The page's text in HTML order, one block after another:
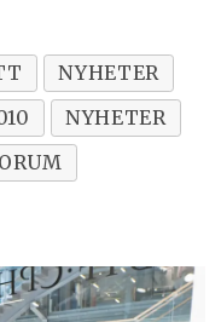
NYHETER
NYHETER